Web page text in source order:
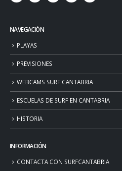
NAVEGACIÓN
PLAYAS
PREVISIONES
WEBCAMS SURF CANTABRIA
ESCUELAS DE SURF EN CANTABRIA
HISTORIA
INFORMACIÓN
CONTACTA CON SURFCANTABRIA